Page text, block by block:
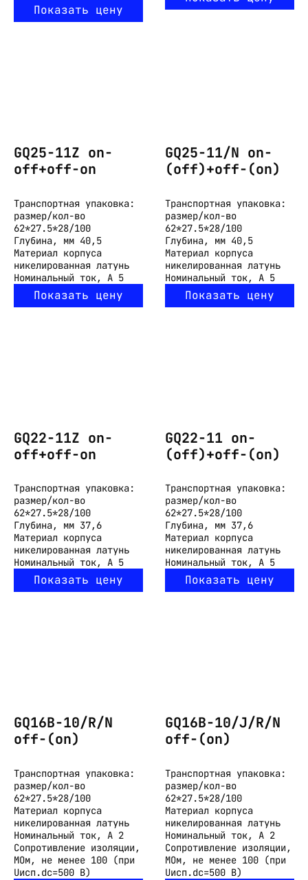
Показать цену
GQ25-11Z on-
off+off-on
Транспортная упаковка:
размер/кол-во
62*27.5*28/100
Глубина, мм 40,5
Материал корпуса
никелированная латунь
Номинальный ток, А 5
Показать цену
GQ25-11/N on-
(off)+off-(on)
Транспортная упаковка:
размер/кол-во
62*27.5*28/100
Глубина, мм 40,5
Материал корпуса
никелированная латунь
Номинальный ток, А 5
Показать цену
GQ22-11Z on-
off+off-on
Транспортная упаковка:
размер/кол-во
62*27.5*28/100
Глубина, мм 37,6
Материал корпуса
никелированная латунь
Номинальный ток, А 5
Показать цену
GQ22-11 on-
(off)+off-(on)
Транспортная упаковка:
размер/кол-во
62*27.5*28/100
Глубина, мм 37,6
Материал корпуса
никелированная латунь
Номинальный ток, А 5
Показать цену
GQ16B-10/R/N
off-(on)
Транспортная упаковка:
размер/кол-во
62*27.5*28/100
Материал корпуса
никелированная латунь
Номинальный ток, А 2
Сопротивление изоляции,
МОм, не менее 100 (при
Uисп.dc=500 В)
GQ16B-10/J/R/N
off-(on)
Транспортная упаковка:
размер/кол-во
62*27.5*28/100
Материал корпуса
никелированная латунь
Номинальный ток, А 2
Сопротивление изоляции,
МОм, не менее 100 (при
Uисп.dc=500 В)